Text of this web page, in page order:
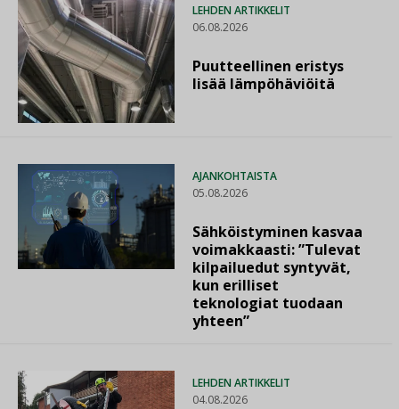
LEHDEN ARTIKKELIT
06.08.2026
Puutteellinen eristys
lisää lämpöhäviöitä
AJANKOHTAISTA
05.08.2026
Sähköistyminen kasvaa
voimakkaasti: ”Tulevat
kilpailuedut syntyvät,
kun erilliset
teknologiat tuodaan
yhteen”
LEHDEN ARTIKKELIT
04.08.2026